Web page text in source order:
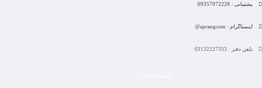
پشتیبانی : 09357972228
اینستاگرام : aprangcom@
تلفن دفتر : 03132227353